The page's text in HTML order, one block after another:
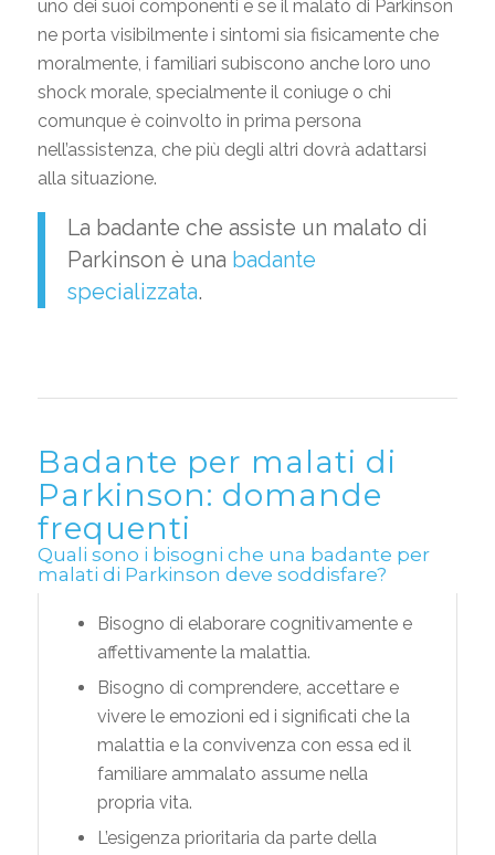
uno dei suoi componenti e se il malato di Parkinson
ne porta visibilmente i sintomi sia fisicamente che
moralmente, i familiari subiscono anche loro uno
shock morale, specialmente il coniuge o chi
comunque è coinvolto in prima persona
nell’assistenza, che più degli altri dovrà adattarsi
alla situazione.
La badante che assiste un malato di
Parkinson è una badante
specializzata.
Badante per malati di
Parkinson: domande
frequenti
Quali sono i bisogni che una badante per
malati di Parkinson deve soddisfare?
Bisogno di elaborare cognitivamente e
affettivamente la malattia.
Bisogno di comprendere, accettare e
vivere le emozioni ed i significati che la
malattia e la convivenza con essa ed il
familiare ammalato assume nella
propria vita.
L’esigenza prioritaria da parte della